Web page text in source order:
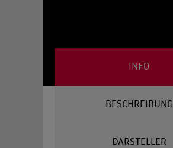
INFO
BESCHREIBUNG
DARSTELLER